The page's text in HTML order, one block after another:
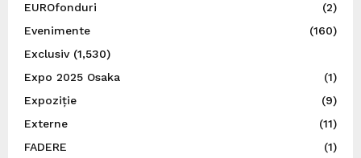
EUROfonduri
(2)
Evenimente
(160)
Exclusiv(1,530)
Expo 2025 Osaka
(1)
Expoziție
(9)
Externe
(11)
FADERE
(1)